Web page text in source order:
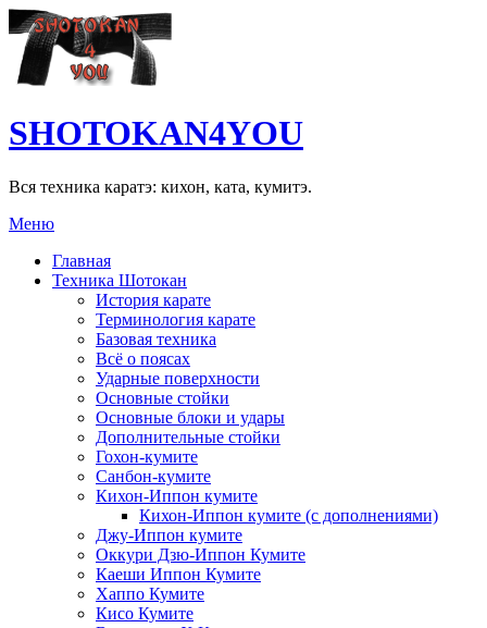
SHOTOKAN4YOU
Вся техника каратэ: кихон, ката, кумитэ.
Меню
Главная
Техника Шотокан
История карате
Терминология карате
Базовая техника
Всё о поясах
Ударные поверхности
Основные стойки
Основные блоки и удары
Дополнительные стойки
Гохон-кумите
Санбон-кумите
Кихон-Иппон кумите
Кихон-Иппон кумите (с дополнениями)
Джу-Иппон кумите
Оккури Дзю-Иппон Кумите
Каеши Иппон Кумите
Хаппо Кумите
Кисо Кумите